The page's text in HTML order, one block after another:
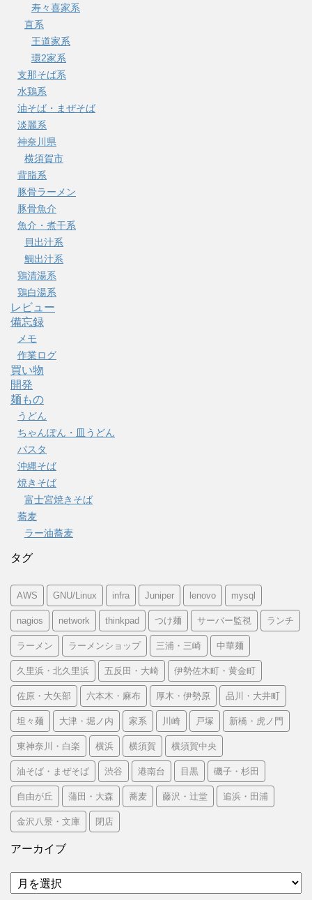
寿々喜家系
直系
王道家系
環2家系
支那そば系
水鶏系
油そば・まぜそば
淡麗系
神奈川県
横須賀市
背脂系
豚骨ラーメン
豚骨魚介
魚介・煮干系
貝出汁系
鯛出汁系
鶏清湯系
鶏白湯系
レビュー
備忘録
メモ
作業ログ
買い物
開発
麺もの
うどん
ちゃんぽん・皿うどん
パスタ
沖縄そば
焼きそば
富士宮焼きそば
蕎麦
ラー油蕎麦
タグ
AWS GNU/Linux infra Juniper lenovo mysql
nagios network thinkpad つけ麺 サーバー監視 ランチ
ラーメン ラーメンショップ 三浦・三崎 中華麺
久里浜・北久里浜 五反田・大崎 伊勢佐木町・黄金町
佐原・大矢部 六本木・麻布 厚木・伊勢原 品川・大井町
坦々麺 大津・堀ノ内 家系 川崎 戸塚 新橋・虎ノ門
東神奈川・白楽 横浜 横須賀 横須賀中央
油そば・まぜそば 渋谷 港南台 目黒 磯子・杉田
自由が丘 蒲田・大森 蕎麦 藤沢・辻堂 追浜・田浦
金沢八景・文庫 閉店
アーカイブ
ア
ー